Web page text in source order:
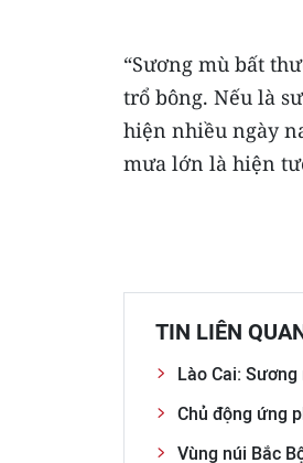
“Sương mù bất
trổ bông. Nếu là
hiện nhiều ngày
mưa lớn là hiện
TIN LIÊN
Lào Cai:
Chủ động ứng
Vùng núi Bắc